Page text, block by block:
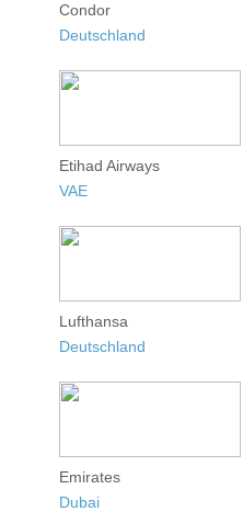
Condor
Deutschland
Etihad Airways
VAE
Lufthansa
Deutschland
Emirates
Dubai